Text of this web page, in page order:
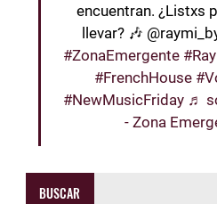
encuentran. ¿Listxs
llevar? 🎶
#ZonaEmergente
#FrenchHouse
#NewMusicFriday ♬
- Zona
BUSCAR